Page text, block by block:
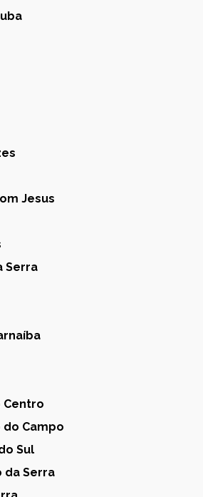
Jesus
Serra
Centro
do Campo
Sul
da Serra